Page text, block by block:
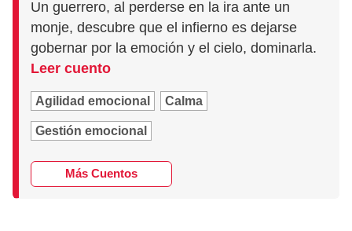
Un guerrero, al perderse en la ira ante un
monje, descubre que el infierno es dejarse
gobernar por la emoción y el cielo, dominarla.
Leer cuento
Agilidad emocional Calma
Gestión emocional
Más Cuentos